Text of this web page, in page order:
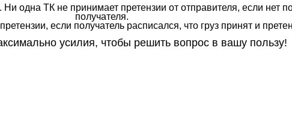
одна ТК не принимает претензии от отправителя, если нет
получателя.
если получатель расписался, что груз принят и
усилия, чтобы решить вопрос в вашу пользу!